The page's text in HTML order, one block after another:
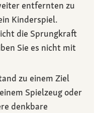
entfernten zu
Kinderspiel.
die Sprungkraft
Sie es nicht mit
zu einem Ziel
Spielzeug oder
denkbare